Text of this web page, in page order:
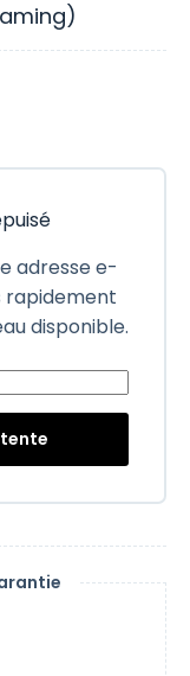
adresse e-
rapidement
disponible.